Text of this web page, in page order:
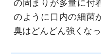
の固まりが多量に付
のように口内の細菌
臭はどんどん強くな